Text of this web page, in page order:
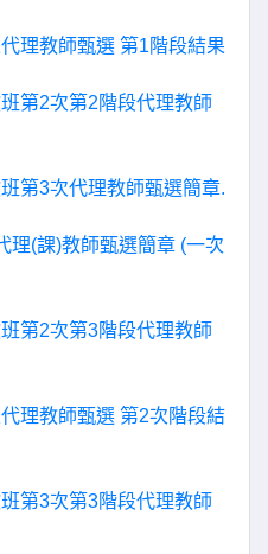
理教師甄選 第1階段結果
第2次第2階段代理教師
第3次代理教師甄選簡章.
理(課)教師甄選簡章 (一次
第2次第3階段代理教師
理教師甄選 第2次階段結
第3次第3階段代理教師